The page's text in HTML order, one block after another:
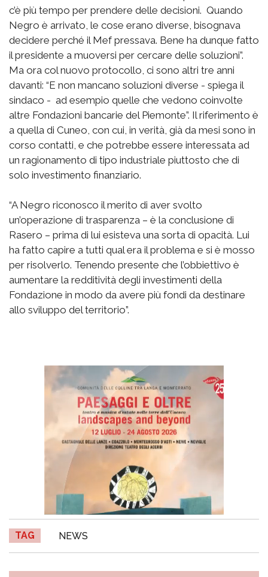
c’è più tempo per prendere delle decisioni. Quando
Negro è arrivato, le cose erano diverse, bisognava
decidere perché il Mef pressava. Bene ha dunque fatto
il presidente a muoversi per cercare delle soluzioni”.
Ma ora col nuovo protocollo, ci sono altri tre anni
davanti: “E non mancano soluzioni diverse - spiega il
sindaco - ad esempio quelle che vedono coinvolte
altre Fondazioni bancarie del Piemonte”. Il riferimento è
a quella di Cuneo, con cui, in verità, già da mesi sono in
corso contatti, e che potrebbe essere interessata ad
un ragionamento di tipo industriale piuttosto che di
solo investimento finanziario.
“A Negro riconosco il merito di aver svolto
un’operazione di trasparenza – è la conclusione di
Rasero – prima di lui esisteva una sorta di opacità. Lui
ha fatto capire a tutti qual era il problema e si è mosso
per risolverlo. Tenendo presente che l’obbiettivo è
aumentare la redditività degli investimenti della
Fondazione in modo da avere più fondi da destinare
allo sviluppo del territorio”.
TAG NEWS